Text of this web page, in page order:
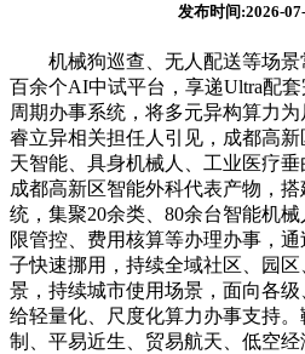
发布时间:2026-
机械狗巡查、无人配送等场景
百余个AI中试平台，享递Ultra配
周期办事系统，将多元异构算力
睿立异相关担任人引见，成都高
天智能、具身机械人、工业医疗
成都高新区智能外科代表产物，
统，集聚20余类、80余台智能机
限管控、费用核算等办理办事，
子快速挪用，持续全域社区、园
景，持续城市使用场景，面向各
给轻量化、尺度化算力办事支持
制、平易近生、贸易航天、低空经